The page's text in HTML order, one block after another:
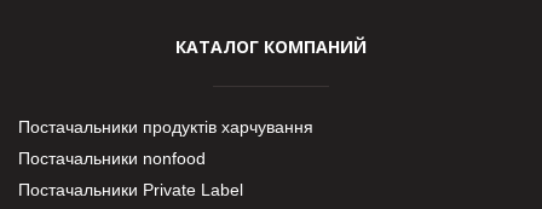
КАТАЛОГ КОМПАНИЙ
Постачальники продуктів харчування
Постачальники nonfood
Постачальники Private Label